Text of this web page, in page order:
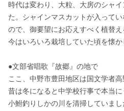
時代は変わり、大粒、大房のシャ
た。シャインマスカットが入って
ので、御要望にお応えすべく植替え
今はいろいろ栽培していた頃を懐か
●文部省唱歌『故郷』の地で
ここ、中野市豊田地区は国文学者高
昔は冬になると中学校行事で本当
小鮒釣りしかの川を清掃していまし